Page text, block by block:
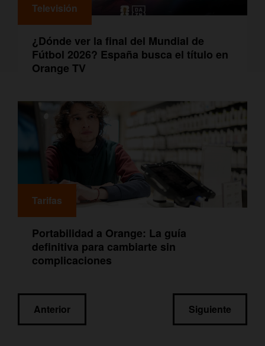
Televisión
¿Dónde ver la final del Mundial de
Fútbol 2026? España busca el título en
Orange TV
Tarifas
Portabilidad a Orange: La guía
definitiva para cambiarte sin
complicaciones
Navegación
de
Anterior Siguiente